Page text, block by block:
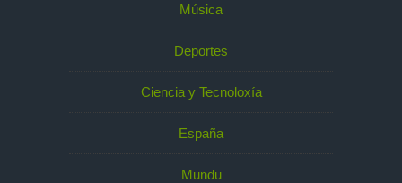
Música
Deportes
Ciencia y Tecnoloxía
España
Mundu